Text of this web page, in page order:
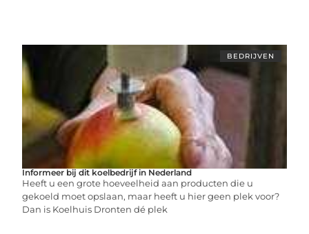
BEDRIJVEN
Informeer bij dit koelbedrijf in Nederland
Heeft u een grote hoeveelheid aan producten die u
gekoeld moet opslaan, maar heeft u hier geen plek voor?
Dan is Koelhuis Dronten dé plek